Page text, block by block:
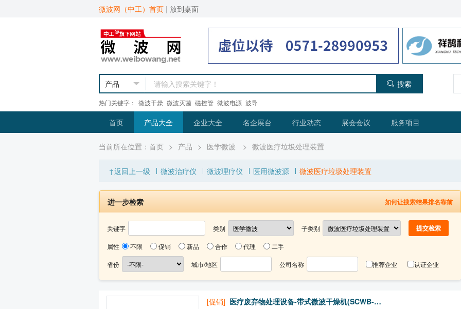
微波网（中工）首页 | 放到桌面
搜索
热门关键字： 微波干燥 微波灭菌 磁控管 微波电源 波导
首页 产品大全 企业大全 名企展台 行业动态 展会会议 服务项目
当前所在位置： 首页 > 产品 > 医学微波 > 微波医疗垃圾处理装置
↑返回上一级 微波治疗仪 微波理疗仪 医用微波源 微波医疗垃圾处理装置
进一步检索 如何让搜索结果排名靠前
关键字 类别 子类别
属性 不限 促销 新品 合作 代理 二手
省份 城市/地区 公司名称 推荐企业 认证企业
[促销] 医疗废弃物处理设备-带式微波干燥机(SCWB-WD)